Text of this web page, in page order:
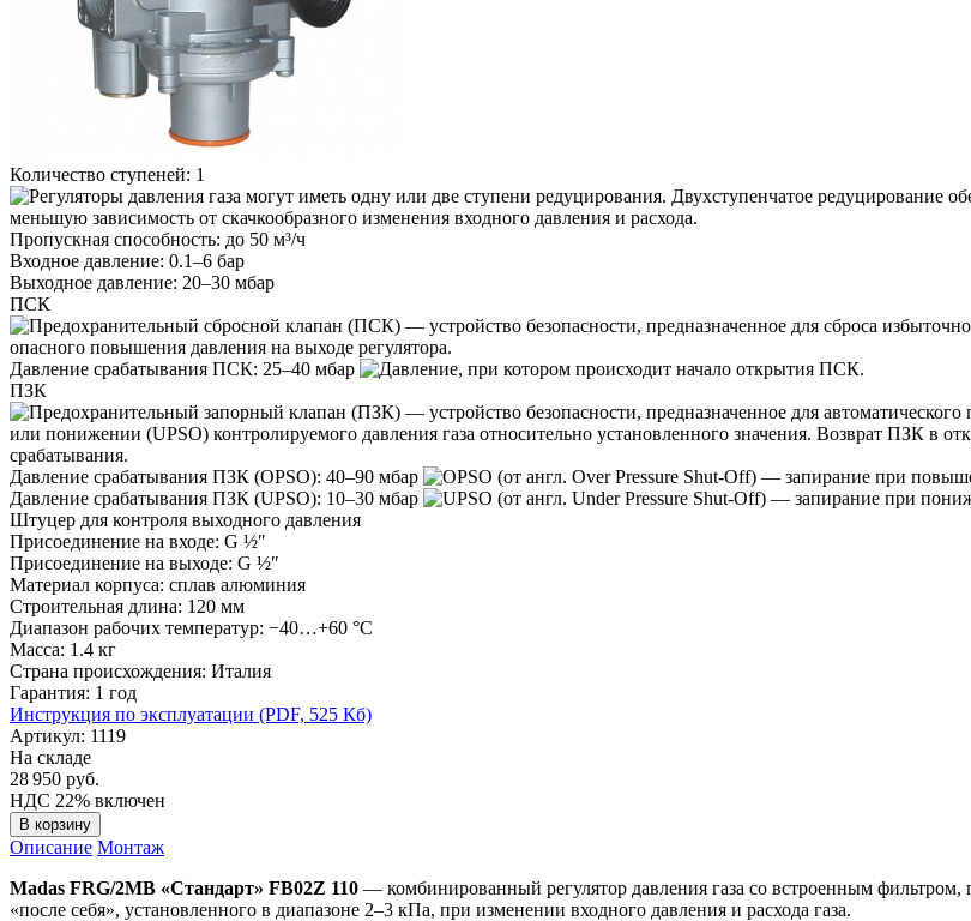
Количество ступеней: 1
Пропускная способность: до 50 м³/ч
Входное давление: 0.1–6 бар
Выходное давление: 20–30 мбар
ПСК
Давление срабатывания ПСК: 25–40 мбар
ПЗК
Давление срабатывания ПЗК (OPSO): 40–90 мбар
Давление срабатывания ПЗК (UPSO): 10–30 мбар
Штуцер для контроля выходного давления
Присоединение на входе: G ½″
Присоединение на выходе: G ½″
Материал корпуса: сплав алюминия
Строительная длина: 120 мм
Диапазон рабочих температур: −40…+60 °C
Масса: 1.4 кг
Страна происхождения: Италия
Гарантия: 1 год
Инструкция по эксплуатации (PDF, 525 Кб)
Артикул: 1119
На складе
28 950 руб.
НДС 22% включен
В корзину
Описание Монтаж
Madas FRG/2MB «Стандарт» FB02Z 110 — комбинированный регулятор давления газа со встроенным
«после себя», установленного в диапазоне 2–3 кПа, при изменении входного давления и расхода газа.